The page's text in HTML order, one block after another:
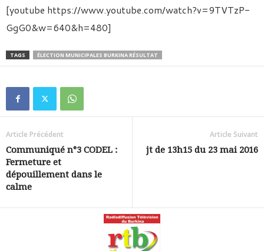
[youtube https://www.youtube.com/watch?v=9TVTzP-
GgG0&w=640&h=480]
TAGS ÉLECTION MUNICIPALES BURKINA RÉSULTAT
Article Précédent
Communiqué n°3 CODEL :
Fermeture et
dépouillement dans le
calme
Article Suivant
jt de 13h15 du 23 mai 2016